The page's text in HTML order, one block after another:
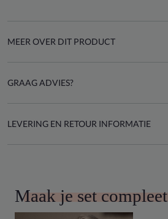
MEER OVER DIT PRODUCT
GRAAG ADVIES?
LEVERING EN RETOUR INFORMATIE
Maak je set compleet